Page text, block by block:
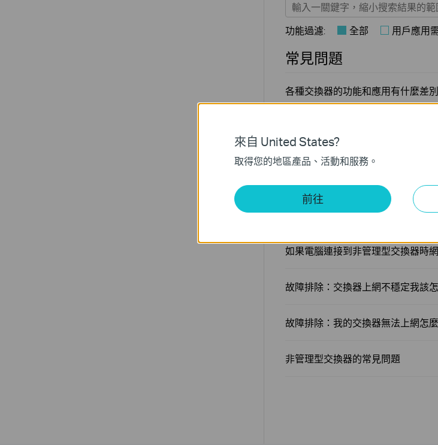
功能過濾: 全部 用戶應用
常見問題
各種交換器的功能和應用有什麼差
如果非管理型交換器上的網路指示
如果我的電腦在透過網路線連接到
使用，我該怎麼辦？
如果電腦連接到非管理型交換器時
故障排除：交換器上網不穩定我該
故障排除：我的交換器無法上網怎
非管理型交換器的常見問題
來自 United States?
取得您的地區產品、活動和服務。
前往